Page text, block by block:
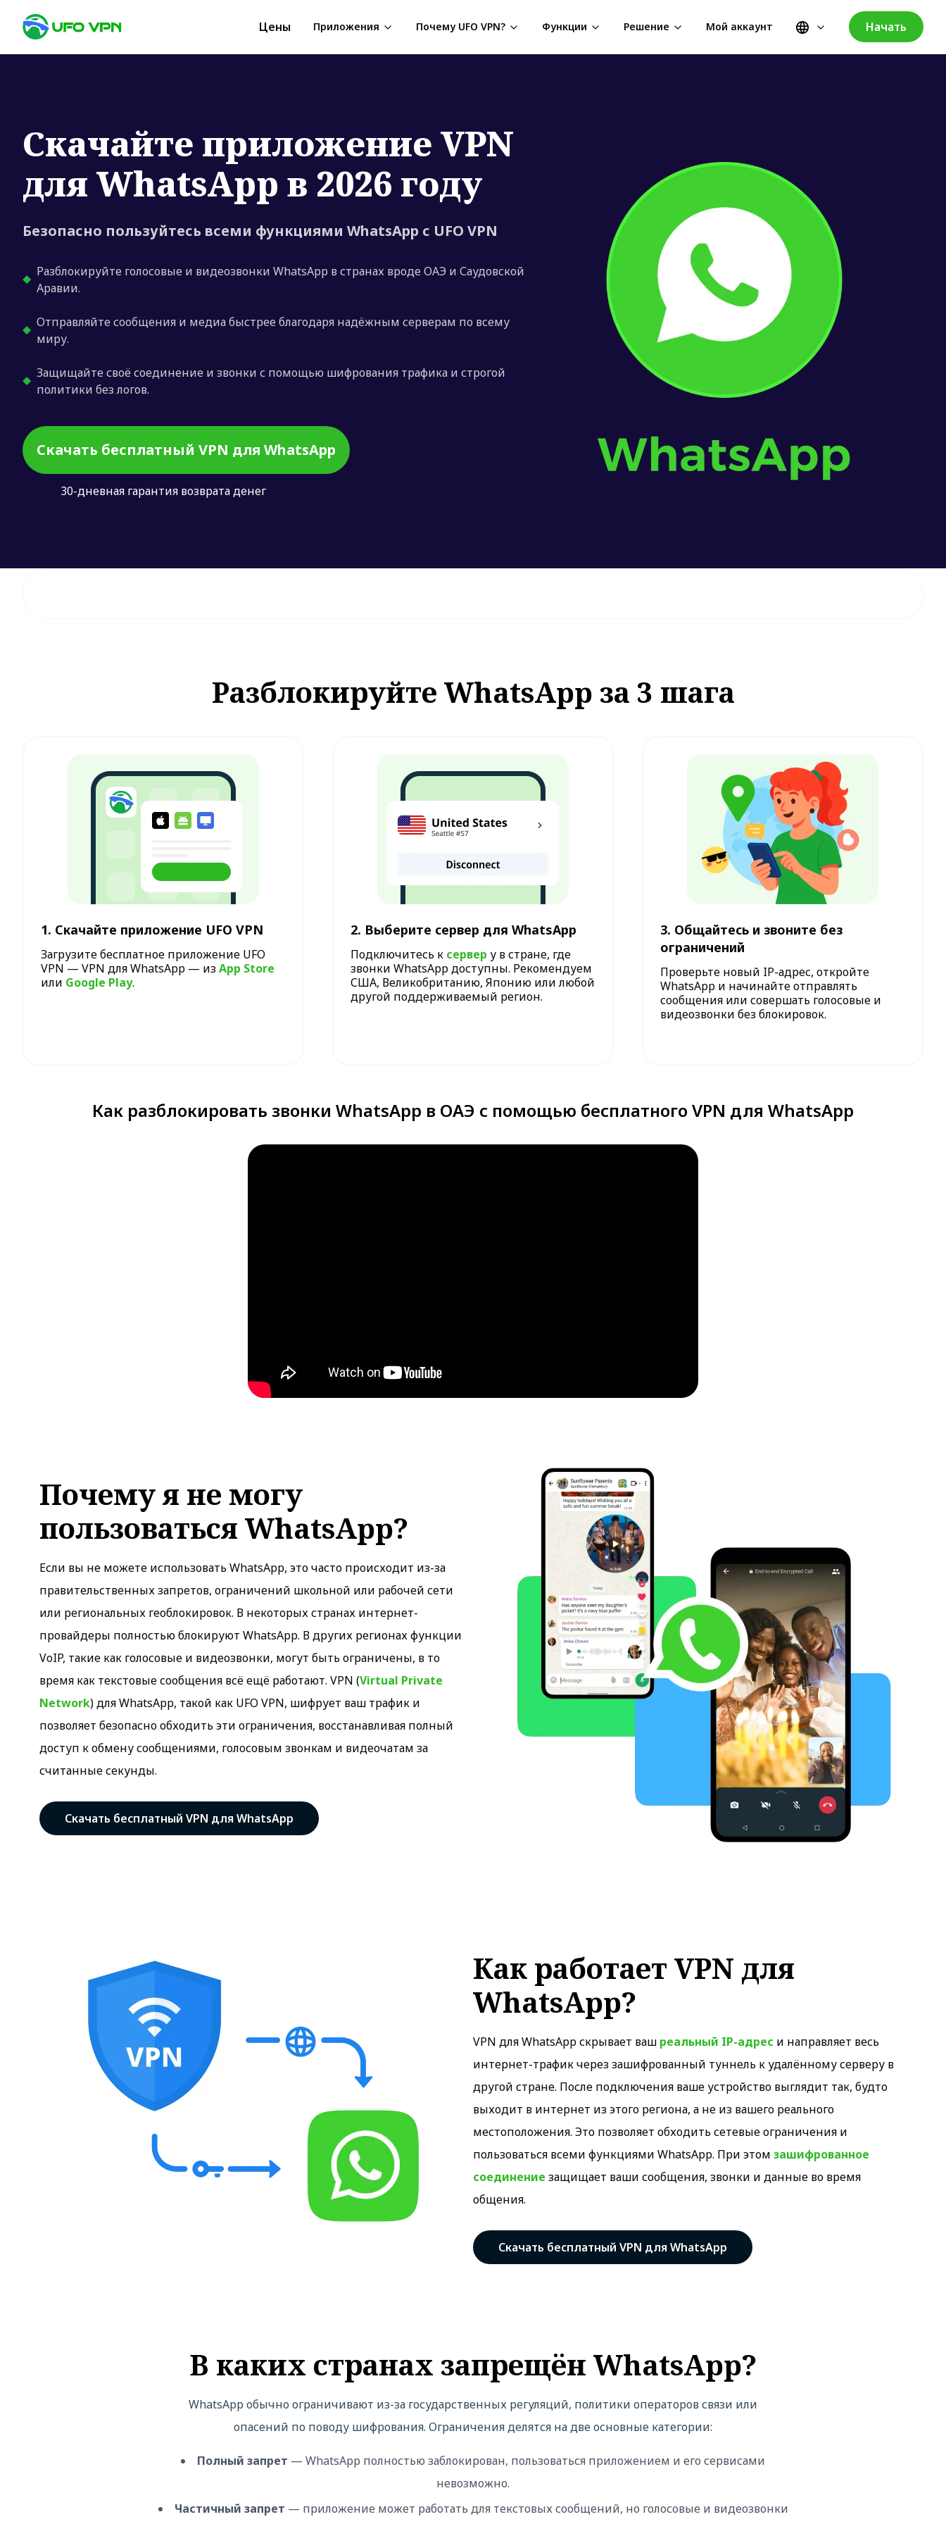
Цены Приложения Почему UFO VPN? Функции Решение Мой аккаунт Начать
Скачайте приложение VPN
для WhatsApp в 2026 году
Безопасно пользуйтесь всеми функциями WhatsApp с UFO VPN
Разблокируйте голосовые и видеозвонки WhatsApp в странах вроде ОАЭ и Саудовской
Аравии.
Отправляйте сообщения и медиа быстрее благодаря надёжным серверам по всему
миру.
Защищайте своё соединение и звонки с помощью шифрования трафика и строгой
политики без логов.
Скачать бесплатный VPN для WhatsApp
30-дневная гарантия возврата денег
Разблокируйте WhatsApp за 3 шага
1. Скачайте приложение UFO VPN
Загрузите бесплатное приложение UFO
VPN — VPN для WhatsApp — изApp Store
или Google Play.
2. Выберите сервер для WhatsApp
Подключитесь к сервер у в стране, где
звонки WhatsApp доступны. Рекомендуем
США, Великобританию, Японию или любой
другой поддерживаемый регион.
3. Общайтесь и звоните без
ограничений
Проверьте новый IP-адрес, откройте
WhatsApp и начинайте отправлять
сообщения или совершать голосовые и
видеозвонки без блокировок.
Как разблокировать звонки WhatsApp в ОАЭ с помощью бесплатного VPN для WhatsApp
Почему я не могу
пользоваться WhatsApp?
Если вы не можете использовать WhatsApp, это часто происходит из-за
правительственных запретов, ограничений школьной или рабочей сети
или региональных геоблокировок. В некоторых странах интернет-
провайдеры полностью блокируют WhatsApp. В других регионах функции
VoIP, такие как голосовые и видеозвонки, могут быть ограничены, в то
время как текстовые сообщения всё ещё работают. VPN (Virtual Private
Network) для WhatsApp, такой как UFO VPN, шифрует ваш трафик и
позволяет безопасно обходить эти ограничения, восстанавливая полный
доступ к обмену сообщениями, голосовым звонкам и видеочатам за
считанные секунды.
Скачать бесплатный VPN для WhatsApp
Как работает VPN для
WhatsApp?
VPN для WhatsApp скрывает ваш реальный IP-адрес и направляет весь
интернет-трафик через зашифрованный туннель к удалённому серверу в
другой стране. После подключения ваше устройство выглядит так, будто
выходит в интернет из этого региона, а не из вашего реального
местоположения. Это позволяет обходить сетевые ограничения и
пользоваться всеми функциями WhatsApp. При этом зашифрованное
соединение защищает ваши сообщения, звонки и данные во время
общения.
Скачать бесплатный VPN для WhatsApp
В каких странах запрещён WhatsApp?
WhatsApp обычно ограничивают из-за государственных регуляций, политики операторов связи или
опасений по поводу шифрования. Ограничения делятся на две основные категории:
Полный запрет — WhatsApp полностью заблокирован, пользоваться приложением и его сервисами
невозможно.
Частичный запрет — приложение может работать для текстовых сообщений, но голосовые и видеозвонки